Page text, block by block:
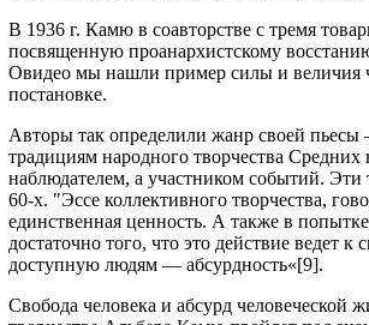
В 1936 г. Камю в соавторстве с тремя
посвященную проанархистскому
Овидео мы нашли пример силы и величия
постановке.
Авторы так определили жанр своей пьесы
традициям народного творчества
наблюдателем, а участником событий.
60-х. "Эссе коллективного творчества,
единственная ценность. А также в
достаточно того, что это действие ведет
доступную людям — абсурдность«[9].
Свобода человека и абсурд